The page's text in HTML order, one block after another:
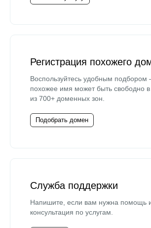
Регистрация похожего
Воспользуйтесь удобным
похожее имя может быть свободно
из 700+ доменных зон.
Подобрать домен
Служба поддержки
Напишите, если вам нужна помощь
консультация по услугам.